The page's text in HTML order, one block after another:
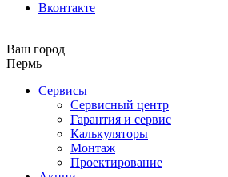
Вконтакте
Ваш город
Пермь
Сервисы
Сервисный центр
Гарантия и сервис
Калькуляторы
Монтаж
Проектирование